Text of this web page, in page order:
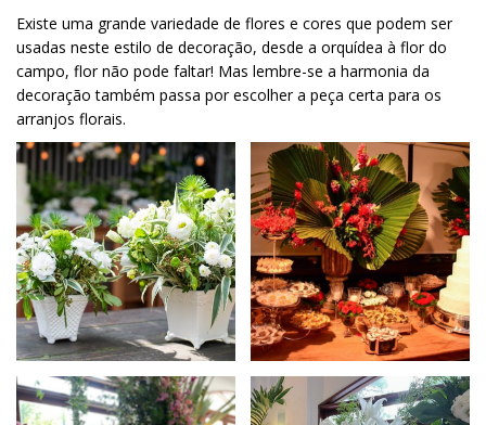
Existe uma grande variedade de flores e cores que podem ser
usadas neste estilo de decoração, desde a orquídea à flor do
campo, flor não pode faltar! Mas lembre-se a harmonia da
decoração também passa por escolher a peça certa para os
arranjos florais.